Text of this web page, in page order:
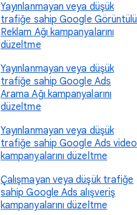
Yayınlanmayan veya düşük
trafiğe sahip Google Görüntülü
Reklam Ağı kampanyalarını
düzeltme
Yayınlanmayan veya düşük
trafiğe sahip Google Ads
Arama Ağı kampanyalarını
düzeltme
Yayınlanmayan veya düşük
trafiğe sahip Google Ads video
kampanyalarını düzeltme
Çalışmayan veya düşük trafiğe
sahip Google Ads alışveriş
kampanyalarını düzeltme